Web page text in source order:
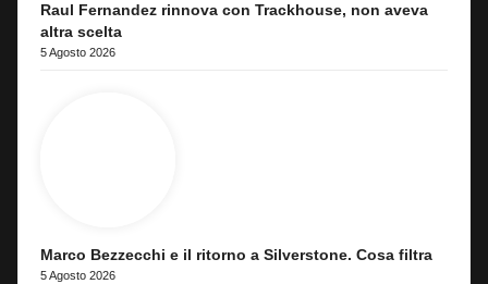
Raul Fernandez rinnova con Trackhouse, non aveva
altra scelta
5 Agosto 2026
Marco Bezzecchi e il ritorno a Silverstone. Cosa filtra
5 Agosto 2026